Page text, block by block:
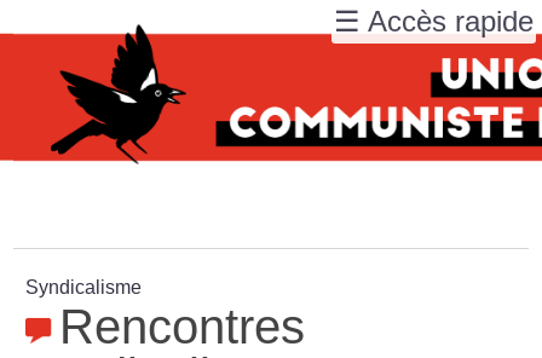
Syndicalisme
Rencontres
☰ Accès rapide